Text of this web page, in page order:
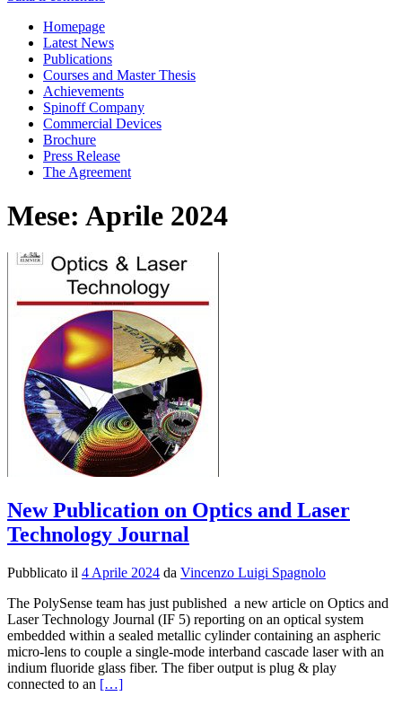
Homepage
Latest News
Publications
Courses and Master Thesis
Achievements
Spinoff Company
Commercial Devices
Brochure
Press Release
The Agreement
Mese: Aprile 2024
New Publication on Optics and Laser
Technology Journal
Pubblicato il 4 Aprile 2024 da Vincenzo Luigi Spagnolo
The PolySense team has just published a new article on Optics and
Laser Technology Journal (IF 5) reporting on an optical system
embedded within a sealed metallic cylinder containing an aspheric
micro-lens to couple a single-mode interband cascade laser with an
indium fluoride glass fiber. The fiber output is plug & play
connected to an Leggi
[…]